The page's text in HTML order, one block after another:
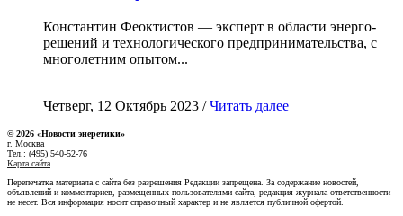
Константин Феоктистов — эксперт в области энерго-
решений и технологического предпринимательства, с
многолетним опытом...
Четверг, 12 Октябрь 2023 /Читать далее
© 2026 «Новости энеретики»
г. Москва
Тел.: (495) 540-52-76
Карта сайта
Перепечатка материала с сайта без разрешения Редакции запрещена. За содержание новостей,
объявлений и комментариев, размещенных пользователями сайта, редакция журнала ответственности
не несет. Вся информация носит справочный характер и не является публичной офертой.